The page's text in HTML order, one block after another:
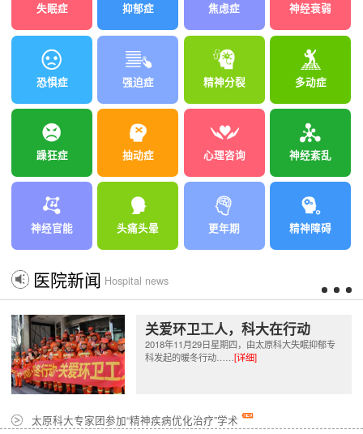
失眠症 抑郁症 焦虑症 神经衰弱
恐惧症 强迫症 精神分裂 多动症
躁狂症 抽动症 心理咨询 神经紊乱
神经官能 头痛头晕 更年期 精神障碍
医院新闻 Hospital news
关爱环卫工人，科大在行动
2018年11月29日星期四，由太原科大失眠抑郁专
科发起的暖冬行动……[详细]
太原科大专家团参加“精神疾病优化治疗”学术